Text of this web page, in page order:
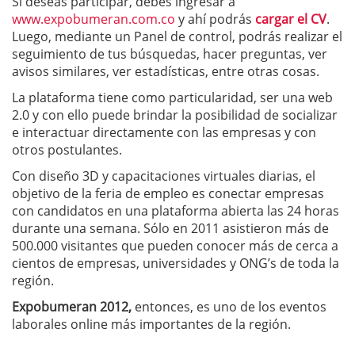
www.expobumeran.com.co y ahí podrás cargar el CV.
Luego, mediante un Panel de control, podrás realizar el
seguimiento de tus búsquedas, hacer preguntas, ver
avisos similares, ver estadísticas, entre otras cosas.
La plataforma tiene como particularidad, ser una web
2.0 y con ello puede brindar la posibilidad de socializar
e interactuar directamente con las empresas y con
otros postulantes.
Con diseño 3D y capacitaciones virtuales diarias, el
objetivo de la feria de empleo es conectar empresas
con candidatos en una plataforma abierta las 24 horas
durante una semana. Sólo en 2011 asistieron más de
500.000 visitantes que pueden conocer más de cerca a
cientos de empresas, universidades y ONG’s de toda la
región.
Expobumeran 2012, entonces, es uno de los eventos
laborales online más importantes de la región.